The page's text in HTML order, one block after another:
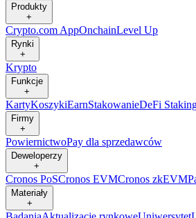
Produkty
+
Crypto.com AppOnchainLevel Up
Rynki
+
Krypto
Funkcje
+
KartyKoszykiEarnStakowanieDeFi
Firmy
+
PowiernictwoPay dla sprzedawców
Deweloperzy
+
Cronos PoSCronos EVMCronos zkEVM
Materiały
+